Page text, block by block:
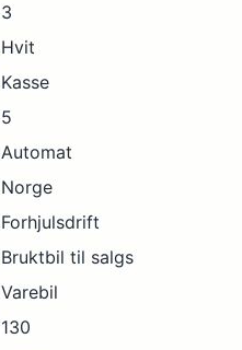
3
Hvit
Kasse
5
Automat
Norge
Forhjulsdrift
Bruktbil til salgs
Varebil
130